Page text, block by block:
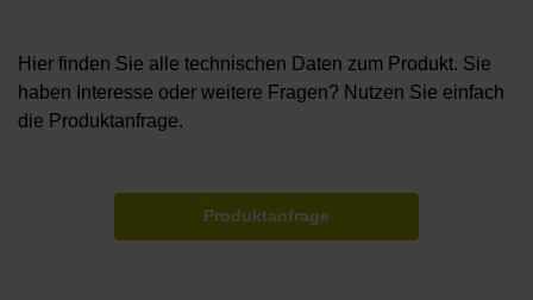
Hier finden Sie alle technischen Daten zum Produkt. Sie
haben Interesse oder weitere Fragen? Nutzen Sie einfach
die Produktanfrage.
Produktanfrage